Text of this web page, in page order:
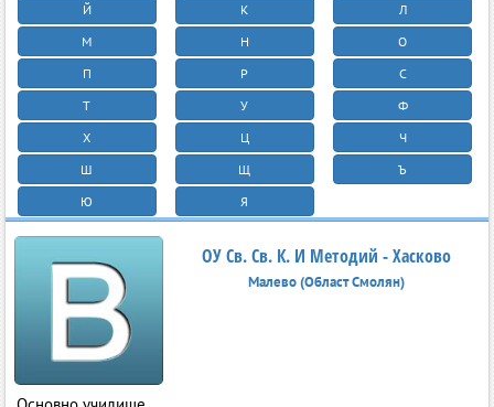
Й
К
Л
М
Н
О
П
Р
С
Т
У
Ф
Х
Ц
Ч
Ш
Щ
Ъ
Ю
Я
ОУ Св. Св. К. И Методий - Хасково
Малево (Област Смолян)